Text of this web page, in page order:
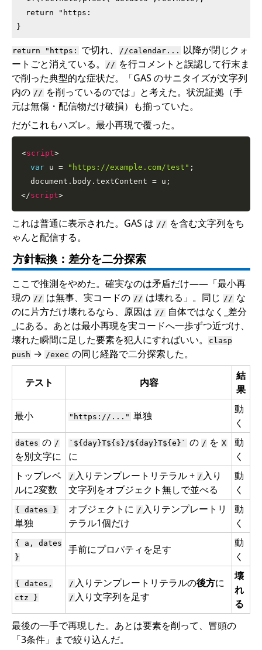
  return "https:
return "https: で切れ、 //calendar... 以降が閉じクォ
ートごと消えている。
// を行コメントと誤認して行末ま
で削った典型的な症状だ。「GAS のサニタイズが文字列
内の // を削っているのでは」と考えた。状況証拠（手
元は無傷・配信物だけ破損）も揃っていた。
だがこれもハズレ。最小再現で覆った。
<script>
var u = "https://example.com/test" ;
  document
. body . textContent = u ;
</script>
これは普通に表示された。GAS は // を含む文字列をち
ゃんと配信する。
方針転換：差分を二分探索
ここで推測をやめた。確実なのは矛盾だけ——「最小再
現の // は無事、実コードの // は壊れる」。同じ // な
のに片方だけ壊れるなら、原因は // 自体ではなく_差分
_にある。あとは最小再現を実コードへ一歩ずつ近づけ、
壊れた瞬間に足した要素を犯人にすればいい。
clasp
push → /exec の同じ経路で二分探索した。
テスト 内容
結
果
最小 "https://..." 単独
動
く
dates の /
を別文字に
`${day}T${s}/${day}T${e}` の / を X
に
動
く
トップレベ
ルに2変数
/ 入りテンプレートリテラル + / 入り
文字列をオブジェクト無しで並べる
動
く
{ dates }
単独
オブジェクトに / 入りテンプレートリ
テラル1個だけ
動
く
{ a, dates
}
手前にプロパティを足す
動
く
{ dates,
ctz }
/ 入りテンプレートリテラルの後方に
/ 入り文字列を足す
壊
れ
る
最後の一手で再現した。あとは要素を削って、冒頭の
「3条件」まで絞り込んだ。